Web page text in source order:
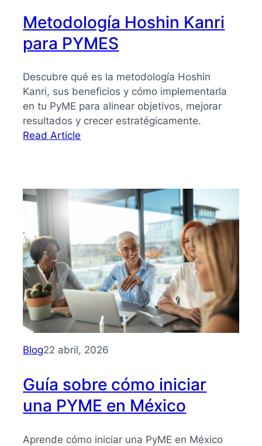
Metodología Hoshin Kanri
para PYMES
Descubre qué es la metodología Hoshin
Kanri, sus beneficios y cómo implementarla
en tu PyME para alinear objetivos, mejorar
resultados y crecer estratégicamente.
Read Article
para
PYMES
Blog22 abril, 2026
Guía sobre cómo iniciar
una PYME en México
Aprende cómo iniciar una PyME en México